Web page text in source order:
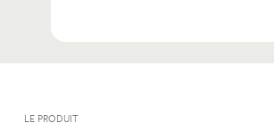
LE PRODUIT